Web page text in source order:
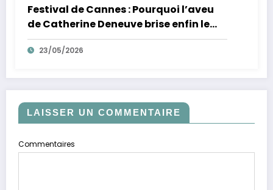
Festival de Cannes : Pourquoi l’aveu
de Catherine Deneuve brise enfin le
mythe de la Croisette
23/05/2026
LAISSER UN COMMENTAIRE
Commentaires